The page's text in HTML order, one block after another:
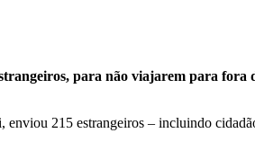
para não viajarem para fora
215 estrangeiros – incluindo